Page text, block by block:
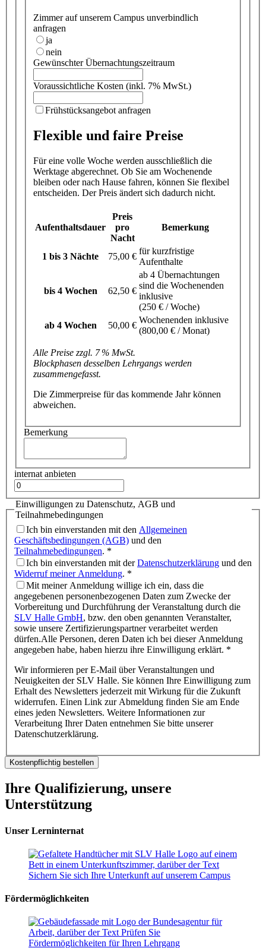
Zimmer auf unserem Campus unverbindlich
anfragen
ja
nein
Gewünschter Übernachtungszeitraum
Voraussichtliche Kosten (inkl. 7% MwSt.)
Frühstücksangebot anfragen
Flexible und faire Preise
Für eine volle Woche werden ausschließlich die
Werktage abgerechnet. Ob Sie am Wochenende
bleiben oder nach Hause fahren, können Sie flexibel
entscheiden. Der Preis ändert sich dadurch nicht.
Aufenthaltsdauer
Preis
pro
Nacht
Bemerkung
1 bis 3 Nächte 75,00 €
für kurzfristige
Aufenthalte
bis 4 Wochen 62,50 €
ab 4 Übernachtungen
sind die Wochenenden
inklusive
(250 € / Woche)
ab 4 Wochen
50,00 €
Wochenenden inklusive
(800,00 € / Monat)
Alle Preise zzgl. 7 % MwSt.
Blockphasen desselben Lehrgangs werden
zusammengefasst.
Die Zimmerpreise für das kommende Jahr können
abweichen.
Bemerkung
internat anbieten
Einwilligungen zu Datenschutz, AGB und
Teilnahmebedingungen
Ich bin einverstanden mit den Allgemeinen
Geschäftsbedingungen (AGB) und den
Teilnahmebedingungen. *
Ich bin einverstanden mit derDatenschutzerklärung und den
Widerruf meiner Anmeldung. *
Mit meiner Anmeldung willige ich ein, dass die
angegebenen personenbezogenen Daten zum Zwecke der
Vorbereitung und Durchführung der Veranstaltung durch die
SLV Halle GmbH, bzw. den oben genannten Veranstalter,
sowie unsere Zertifizierungspartner verarbeitet werden
dürfen.Alle Personen, deren Daten ich bei dieser Anmeldung
angegeben habe, haben hierzu ihre Einwilligung erklärt. *
Wir informieren per E-Mail über Veranstaltungen und
Neuigkeiten der SLV Halle. Sie können Ihre Einwilligung zum
Erhalt des Newsletters jederzeit mit Wirkung für die Zukunft
widerrufen. Einen Link zur Abmeldung finden Sie am Ende
eines jeden Newsletters. Weitere Informationen zur
Verarbeitung Ihrer Daten entnehmen Sie bitte unserer
Datenschutzerklärung.
Kostenpflichtig bestellen
Ihre Qualifizierung, unsere
Unterstützung
Unser Lerninternat
Fördermöglichkeiten